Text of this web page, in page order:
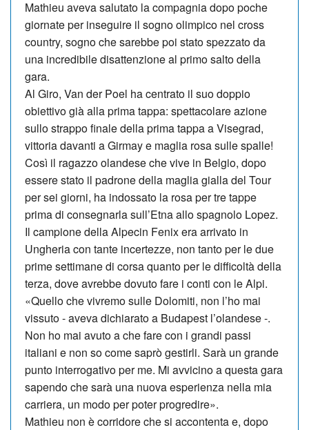
Mathieu aveva salutato la compagnia dopo poche
giornate per inseguire il sogno olimpico nel cross
country, sogno che sarebbe poi stato spezzato da
una incredibile disattenzione al primo salto della
gara.
Al Giro, Van der Poel ha centrato il suo doppio
obiettivo già alla prima tappa: spettacolare azione
sullo strappo finale della prima tappa a Visegrad,
vittoria davanti a Girmay e maglia rosa sulle spalle!
Così il ragazzo olandese che vive in Belgio, dopo
essere stato il padrone della maglia gialla del Tour
per sei giorni, ha indossato la rosa per tre tappe
prima di consegnarla sull’Etna allo spagnolo Lopez.
Il campione della Alpecin Fenix era arrivato in
Ungheria con tante incertezze, non tanto per le due
prime settimane di corsa quanto per le difficoltà della
terza, dove avrebbe dovuto fare i conti con le Alpi.
«Quello che vivremo sulle Dolomiti, non l’ho mai
vissuto - aveva dichiarato a Budapest l’olandese -.
Non ho mai avuto a che fare con i grandi passi
italiani e non so come saprò gestirli. Sarà un grande
punto interrogativo per me. Mi avvicino a questa gara
sapendo che sarà una nuova esperienza nella mia
carriera, un modo per poter progredire».
Mathieu non è corridore che si accontenta e, dopo